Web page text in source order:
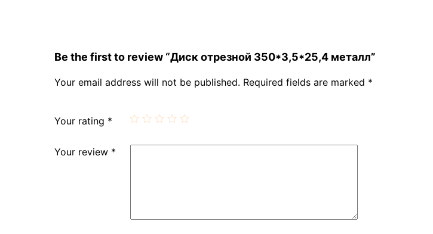
Be the first to review “Диск отрезной 350*3,5*25,4 металл”
Your email address will not be published. Required fields are marked *
Your rating *
Your review *